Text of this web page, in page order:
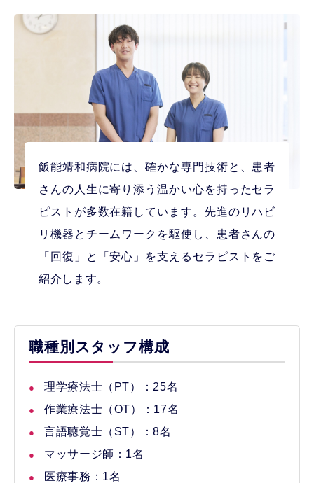
飯能靖和病院には、確かな専門技術と、患者
さんの人生に寄り添う温かい心を持ったセラ
ピストが多数在籍しています。先進のリハビ
リ機器とチームワークを駆使し、患者さんの
「回復」と「安心」を支えるセラピストをご
紹介します。
職種別スタッフ構成
理学療法士（PT）：25名
作業療法士（OT）：17名
言語聴覚士（ST）：8名
マッサージ師：1名
医療事務：1名